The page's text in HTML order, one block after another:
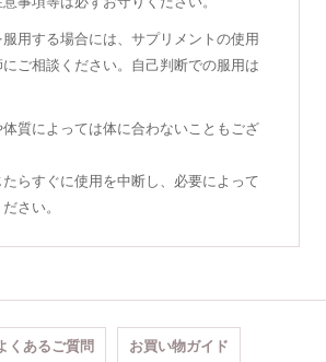
服用する場合には、サプリメントの使用
ご相談ください。自己判断での服用は
体質によっては体に合わないこともござ
らすぐに使用を中断し、必要によって
さい。
くあるご質問 お買い物ガイド